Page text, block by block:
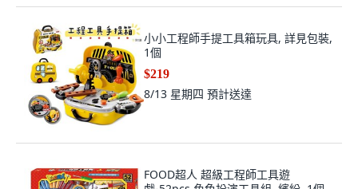
小小工程師手提工具箱玩具, 詳見包裝,
1個
$219
8/13 星期四 預計送達
FOOD超人 超級工程師工具遊